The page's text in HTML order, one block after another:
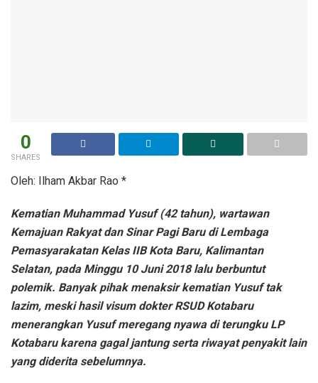
0
SHARES
Oleh: Ilham Akbar Rao *
Kematian Muhammad Yusuf (42 tahun), wartawan
Kemajuan Rakyat dan Sinar Pagi Baru di Lembaga
Pemasyarakatan Kelas IIB Kota Baru, Kalimantan
Selatan, pada Minggu 10 Juni 2018 lalu berbuntut
polemik. Banyak pihak menaksir kematian Yusuf tak
lazim, meski hasil visum dokter RSUD Kotabaru
menerangkan Yusuf meregang nyawa di terungku LP
Kotabaru karena gagal jantung serta riwayat penyakit lain
yang diderita sebelumnya.